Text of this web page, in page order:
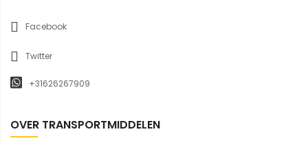
Facebook
Twitter
+31626267909
OVER TRANSPORTMIDDELEN